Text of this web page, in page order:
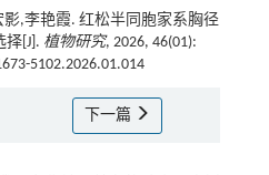
,李艳霞. 红松半同胞家系胸径
择[J]. 植物研究, 2026, 46(01):
5102.2026.01.014
下一篇